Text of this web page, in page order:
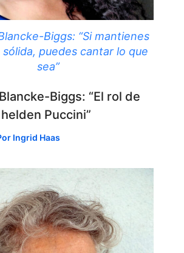
Biggs: “Si mantienes
puedes cantar lo que
sea”
Biggs: “El rol de
Puccini”
Ingrid Haas